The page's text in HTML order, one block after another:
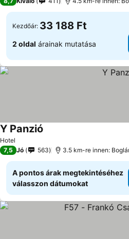
Kezdőár: 33 188 Ft
2 oldal árainak mutatása
Hotel
Y Panzió
7,5 Jó 563 3.5 km-re innen:
A pontos árak megtekintéséhez
válasszon dátumokat